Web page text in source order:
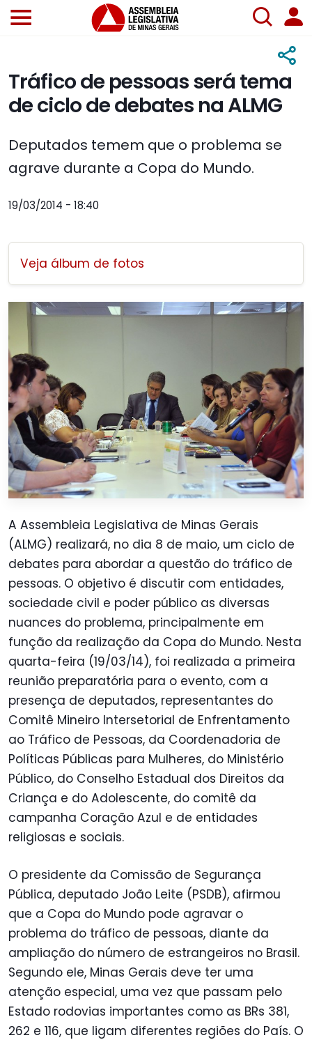
Tráfico de pessoas será tema
de ciclo de debates na ALMG
Deputados temem que o problema se
agrave durante a Copa do Mundo.
19/03/2014 - 18:40
Veja álbum de fotos
A Assembleia Legislativa de Minas Gerais
(ALMG) realizará, no dia 8 de maio, um ciclo de
debates para abordar a questão do tráfico de
pessoas. O objetivo é discutir com entidades,
sociedade civil e poder público as diversas
nuances do problema, principalmente em
função da realização da Copa do Mundo. Nesta
quarta-feira (19/03/14), foi realizada a primeira
reunião preparatória para o evento, com a
presença de deputados, representantes do
Comitê Mineiro Intersetorial de Enfrentamento
ao Tráfico de Pessoas, da Coordenadoria de
Políticas Públicas para Mulheres, do Ministério
Público, do Conselho Estadual dos Direitos da
Criança e do Adolescente, do comitê da
campanha Coração Azul e de entidades
religiosas e sociais.
O presidente da Comissão de Segurança
Pública, deputado João Leite (PSDB), afirmou
que a Copa do Mundo pode agravar o
problema do tráfico de pessoas, diante da
ampliação do número de estrangeiros no Brasil.
Segundo ele, Minas Gerais deve ter uma
atenção especial, uma vez que passam pelo
Estado rodovias importantes como as BRs 381,
262 e 116, que ligam diferentes regiões do País. O